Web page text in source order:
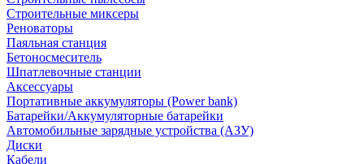
Строительные миксеры
Реноваторы
Паяльная станция
Бетоносмеситель
Шпатлевочные станции
Аксессуары
Портативные аккумуляторы (Power bank)
Батарейки/Аккумуляторные батарейки
Автомобильные зарядные устройства (АЗУ)
Диски
Кабели